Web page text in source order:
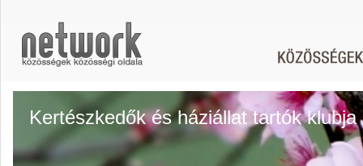
Kertészkedők és háziállat tartók klubja